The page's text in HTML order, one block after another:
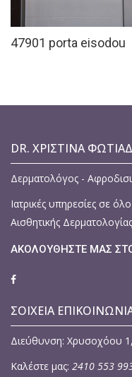
47901 porta eisodou
DR. ΧΡΙΣΤΊΝΑ
Δερματολόγος -
Ιατρικές υπηρεσίες σε
Αισθητικής Δερματολογίας
ΑΚΟΛΟΥΘΗΣΤΕ ΜΑΣ ΣΤΟ
ΣΟΙΧΕΙΑ
Διεύθυνση: Χρυσοχόου
Καλέστε μας: 2410 553